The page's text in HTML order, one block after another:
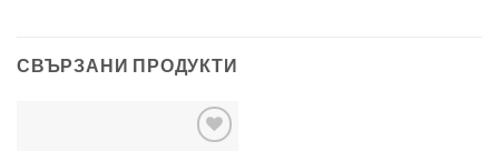
СВЪРЗАНИ ПРОДУКТИ